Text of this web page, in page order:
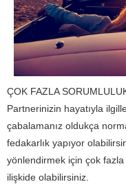
ÇOK FAZLA
Partnerinizin hayatıyla
çabalamanız oldukça
fedakarlık yapıyor
yönlendirmek için çok fazla
ilişkide olabilirsiniz.